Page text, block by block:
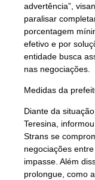
advertência”,
paralisar
porcentagem
efetivo e por
entidade busca
nas negociações.
Medidas da
Diante da
Teresina,
Strans se
negociações
impasse. Além
prolongue, como